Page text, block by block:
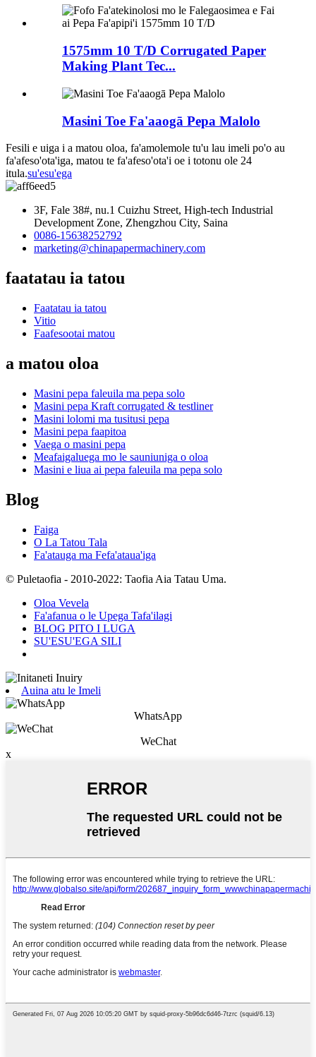
1575mm 10 T/D Corrugated Paper
Making Plant Tec...
Masini Toe Fa'aaogā Pepa Malolo
Fesili e uiga i a matou oloa, fa'amolemole tu'u lau imeli po'o au
fa'afeso'ota'iga, matou te fa'afeso'ota'i oe i totonu ole 24
itula.su'esu'ega
3F, Fale 38#, nu.1 Cuizhu Street, High-tech Industrial
Development Zone, Zhengzhou City, Saina
0086-15638252792
marketing@chinapapermachinery.com
faatatau ia tatou
Faatatau ia tatou
Vitio
Faafesootai matou
a matou oloa
Masini pepa faleuila ma pepa solo
Masini pepa Kraft corrugated & testliner
Masini lolomi ma tusitusi pepa
Masini pepa faapitoa
Vaega o masini pepa
Meafaigaluega mo le sauniuniga o oloa
Masini e liua ai pepa faleuila ma pepa solo
Blog
Faiga
O La Tatou Tala
Fa'atauga ma Fefa'ataua'iga
© Puletaofia - 2010-2022: Taofia Aia Tatau Uma.
Oloa Vevela
Fa'afanua o le Upega Tafa'ilagi
BLOG PITO I LUGA
SU'ESU'EGA SILI
Auina atu le Imeli
WhatsApp
WeChat
x